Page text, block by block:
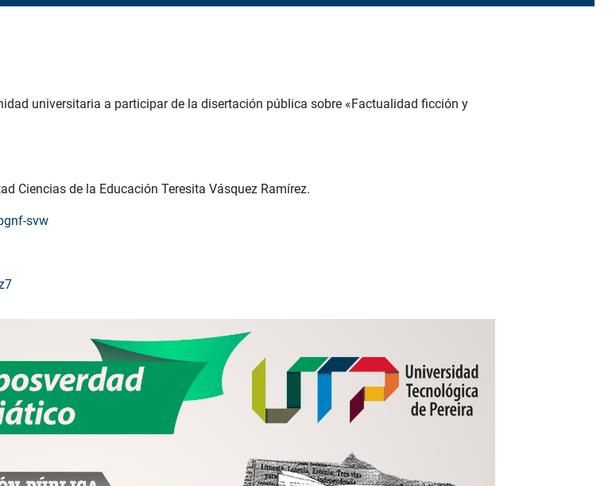
universitaria a participar de la disertación pública sobre «Factualidad ficción y
Ciencias de la Educación Teresita Vásquez Ramírez.
svw